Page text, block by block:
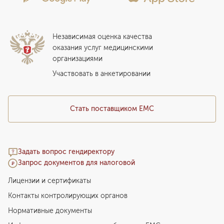
Стационар
Прайс-лист
Подарочный сертификат EMC
Медицинский туризм
Программы привилегий
Стать поставщиком ЕМС
Задать вопрос гендиректору
Запрос документов для налоговой
Независимая оценка качества
оказания услуг медицинскими
организациями
Участвовать в анкетировании
Лицензии и сертификаты
Контакты контролирующих органов
Нормативные документы